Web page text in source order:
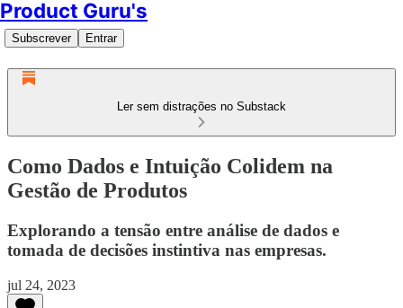
Product Guru's
Subscrever Entrar
Ler sem distrações no Substack
Como Dados e Intuição Colidem na
Gestão de Produtos
Explorando a tensão entre análise de dados e
tomada de decisões instintiva nas empresas.
jul 24, 2023